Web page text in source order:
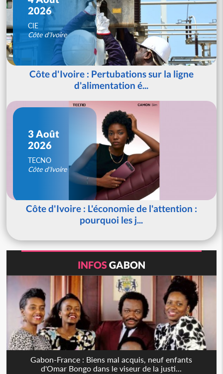
2026
CIE
Côte d'Ivoire
Côte d'Ivoire : Pertubations sur la ligne
d'alimentation é...
3 Août
2026
TECNO
Côte d'Ivoire
Côte d'Ivoire : L'économie de l'attention :
pourquoi les j...
INFOSGABON
Gabon-France : Biens mal acquis, neuf enfants
d'Omar Bongo dans le viseur de la justi...